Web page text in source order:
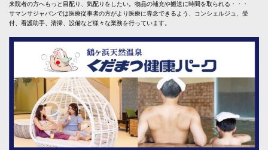
来院者の方へもっと目配り、気配りをしたい。物品の補充や搬送に時間を取られる・・・
サマンサジャパンでは医療従事者の方がより医療に専念できるよう、コンシェルジュ、受
付、看護助手、清掃、設備など様々な業務を行っています。